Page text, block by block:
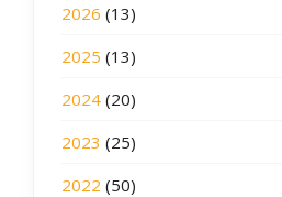
2026 (13)
2025 (13)
2024 (20)
2023 (25)
2022 (50)